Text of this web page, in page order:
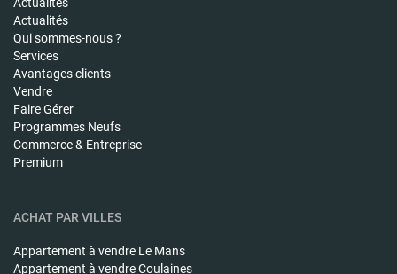
Actualités
Qui sommes-nous ?
Services
Avantages clients
Vendre
Faire Gérer
Programmes Neufs
Commerce & Entreprise
Premium
ACHAT PAR VILLES
Appartement à vendre Le Mans
Appartement à vendreCoulaines